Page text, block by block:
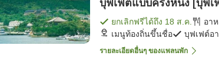
บุฟเฟ่ต์แบบครึ่งหนึ่ง [บุฟเ
ยกเลิกฟรีได้ถึง 18 ส.ค. อา
เมนูท้องถิ่นขึ้นชื่อ
บุฟเฟต์อ
รายละเอียดอื่นๆ ของแพลนพัก